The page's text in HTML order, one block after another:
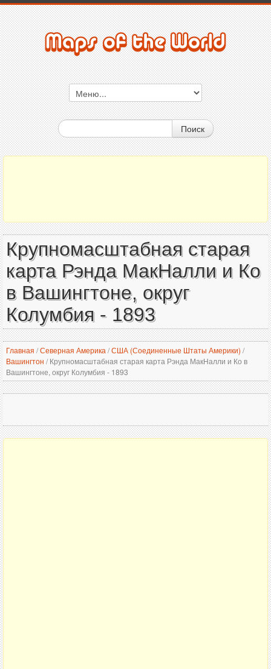
Поиск
Крупномасштабная старая
карта Рэнда МакНалли и Ко
в Вашингтоне, округ
Колумбия - 1893
Главная /Северная Америка /США (Соединенные Штаты Америки) /
Вашингтон /Крупномасштабная старая карта Рэнда МакНалли и Ко в
Вашингтоне, округ Колумбия - 1893